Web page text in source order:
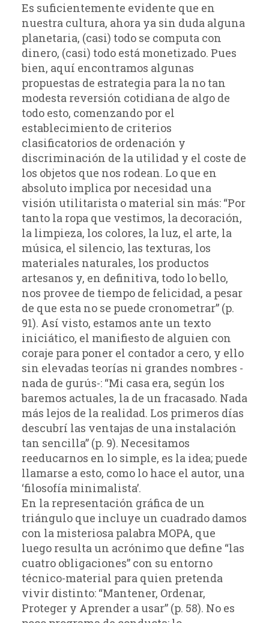
Es suficientemente evidente que en
nuestra cultura, ahora ya sin duda alguna
planetaria, (casi) todo se computa con
dinero, (casi) todo está monetizado. Pues
bien, aquí encontramos algunas
propuestas de estrategia para la no tan
modesta reversión cotidiana de algo de
todo esto, comenzando por el
establecimiento de criterios
clasificatorios de ordenación y
discriminación de la utilidad y el coste de
los objetos que nos rodean. Lo que en
absoluto implica por necesidad una
visión utilitarista o material sin más: “Por
tanto la ropa que vestimos, la decoración,
la limpieza, los colores, la luz, el arte, la
música, el silencio, las texturas, los
materiales naturales, los productos
artesanos y, en definitiva, todo lo bello,
nos provee de tiempo de felicidad, a pesar
de que esta no se puede cronometrar” (p.
91). Así visto, estamos ante un texto
iniciático, el manifiesto de alguien con
coraje para poner el contador a cero, y ello
sin elevadas teorías ni grandes nombres -
nada de gurús-: “Mi casa era, según los
baremos actuales, la de un fracasado. Nada
más lejos de la realidad. Los primeros días
descubrí las ventajas de una instalación
tan sencilla” (p. 9). Necesitamos
reeducarnos en lo simple, es la idea; puede
llamarse a esto, como lo hace el autor, una
‘filosofía minimalista’.
En la representación gráfica de un
triángulo que incluye un cuadrado damos
con la misteriosa palabra MOPA, que
luego resulta un acrónimo que define “las
cuatro obligaciones” con su entorno
técnico-material para quien pretenda
vivir distinto: “Mantener, Ordenar,
Proteger y Aprender a usar” (p. 58). No es